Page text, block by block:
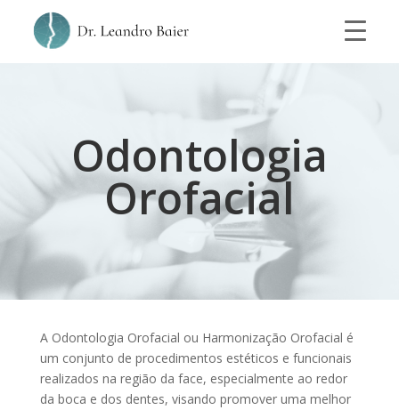
Odontologia
Orofacial
A Odontologia Orofacial ou Harmonização Orofacial é
um conjunto de procedimentos estéticos e funcionais
realizados na região da face, especialmente ao redor
da boca e dos dentes, visando promover uma melhor